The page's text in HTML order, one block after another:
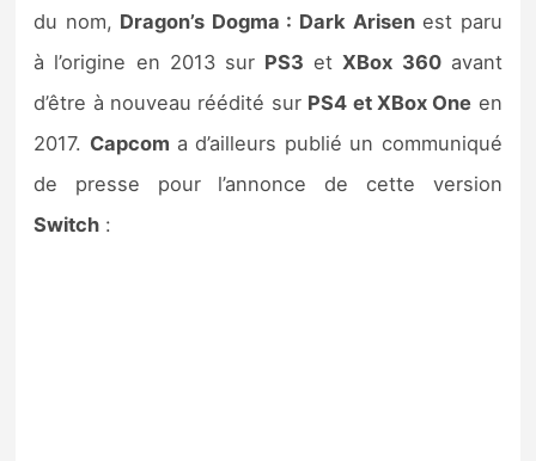
Bons plans
du nom, Dragon’s Dogma : Dark Arisenest paru
à l’origine en 2013 sur PS3 etXBox 360avant
d’être à nouveau réédité sur PS4 et XBox One en
2017. Capcom a d’ailleurs publié un communiqué
de presse pour l’annonce de cette version
Switch :